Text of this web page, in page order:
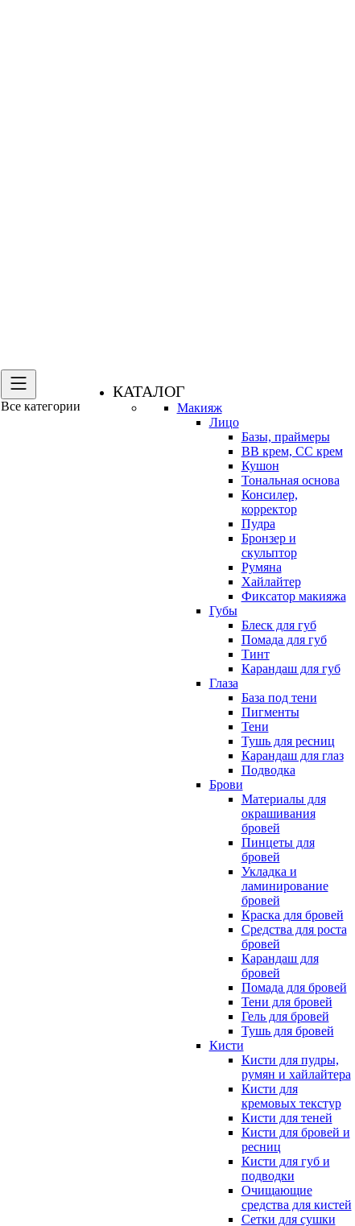
Все категории
КАТАЛОГ
Макияж
Лицо
Базы, праймеры
BB крем, CC крем
Кушон
Тональная основа
Консилер,
корректор
Пудра
Бронзер и
скульптор
Румяна
Хайлайтер
Фиксатор макияжа
Губы
Блеск для губ
Помада для губ
Тинт
Карандаш для губ
Глаза
База под тени
Пигменты
Тени
Тушь для ресниц
Карандаш для глаз
Подводка
Брови
Материалы для
окрашивания
бровей
Пинцеты для
бровей
Укладка и
ламинирование
бровей
Краска для бровей
Средства для роста
бровей
Карандаш для
бровей
Помада для бровей
Тени для бровей
Гель для бровей
Тушь для бровей
Кисти
Кисти для пудры,
румян и хайлайтера
Кисти для
кремовых текстур
Кисти для теней
Кисти для бровей и
ресниц
Кисти для губ и
подводки
Очищающие
средства для кистей
Сетки для сушки